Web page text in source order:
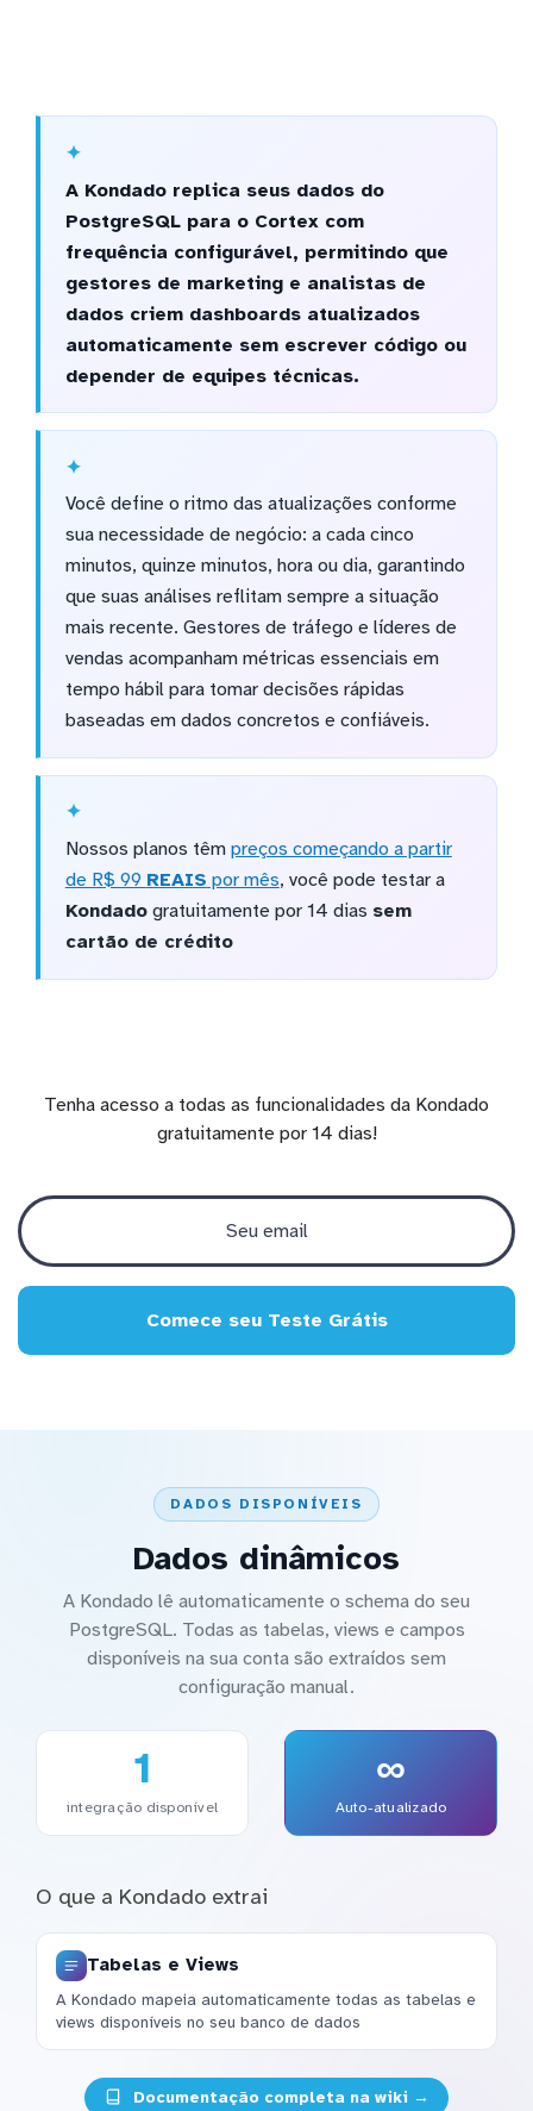
A Kondado replica seus dados do
PostgreSQL para o Cortex com
frequência configurável, permitindo que
gestores de marketing e analistas de
dados criem dashboards atualizados
automaticamente sem escrever código ou
depender de equipes técnicas.
Você define o ritmo das atualizações conforme
sua necessidade de negócio: a cada cinco
minutos, quinze minutos, hora ou dia, garantindo
que suas análises reflitam sempre a situação
mais recente. Gestores de tráfego e líderes de
vendas acompanham métricas essenciais em
tempo hábil para tomar decisões rápidas
baseadas em dados concretos e confiáveis.
Nossos planos têm preços começando a partir
de R$ 99 REAIS por mês, você pode testar a
Kondadogratuitamente por 14 dias sem
cartão de crédito
Tenha acesso a todas as funcionalidades da Kondado
gratuitamente por 14 dias!
Comece seu Teste Grátis
DADOS DISPONÍVEIS
Dados dinâmicos
A Kondado lê automaticamente o schema do seu
PostgreSQL. Todas as tabelas, views e campos
disponíveis na sua conta são extraídos sem
configuração manual.
1
integração disponível
∞
Auto-atualizado
O que a Kondado extrai
Tabelas e Views
A Kondado mapeia automaticamente todas as tabelas e
views disponíveis no seu banco de dados
Documentação completa na wiki →